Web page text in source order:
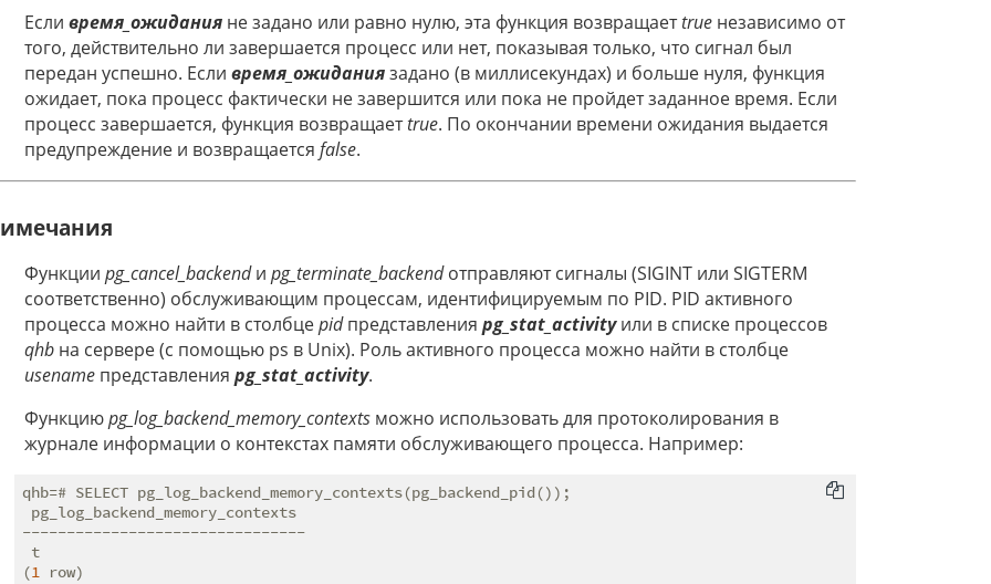
Если время_ожидания не задано или равно нулю, эта функция возвращаетtrue независимо от
того, действительно ли завершается процесс или нет, показывая только, что сигнал был
передан успешно. Если время_ожиданиязадано (в миллисекундах) и больше нуля, функция
ожидает, пока процесс фактически не завершится или пока не пройдет заданное время. Если
процесс завершается, функция возвращаетtrue. По окончании времени ожидания выдается
предупреждение и возвращается false.
Функции pg_cancel_backendи pg_terminate_backendотправляют сигналы (SIGINT или SIGTERM
соответственно) обслуживающим процессам, идентифицируемым по PID. PID активного
процесса можно найти в столбцеpidпредставления pg_stat_activityили в списке процессов
qhb на сервере (с помощью ps в Unix). Роль активного процесса можно найти в столбце
usename представления pg_stat_activity.
Функциюpg_log_backend_memory_contexts можно использовать для протоколирования в
журнале информации о контекстах памяти обслуживающего процесса. Например:
qhb=# SELECT pg_log_backend_memory_contexts(pg_backend_pid());
pg_log_backend_memory_contexts
--------------------------------
t
(1